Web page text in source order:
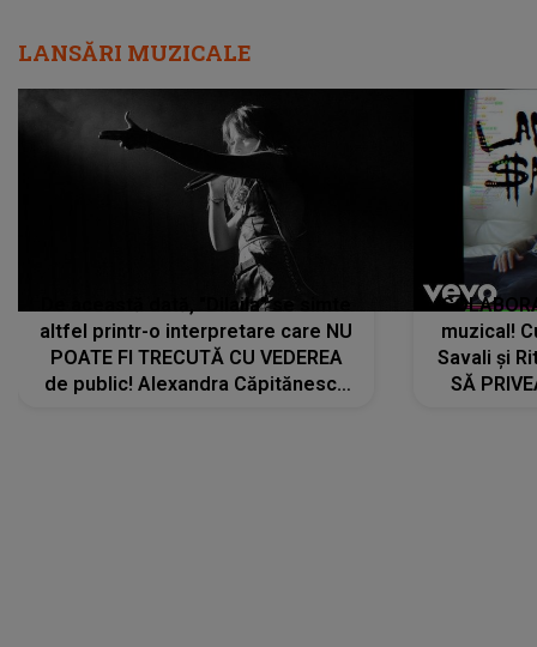
LANSĂRI MUZICALE
De această dată, "Dilaila" se simte
altfel printr-o interpretare care NU
POATE FI TRECUTĂ CU VEDEREA
de public! Alexandra Căpitănescu
muzical!
Savali și
SĂ